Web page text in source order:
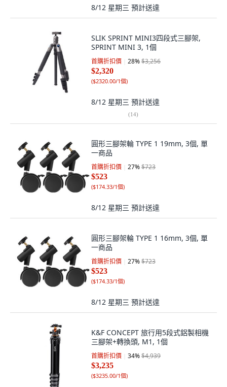
8/12 星期三 預計送達
SLIK SPRINT MINI3四段式三腳架,
SPRINT MINI 3, 1個
首購折扣價 28%$3,256
$2,320
($2320.00/1個)
8/12 星期三 預計送達
(14)
圓形三腳架輪 TYPE 1 19mm, 3個, 單
一商品
首購折扣價 27%$723
$523
($174.33/1個)
8/12 星期三 預計送達
圓形三腳架輪 TYPE 1 16mm, 3個, 單
一商品
首購折扣價 27%$723
$523
($174.33/1個)
8/12 星期三 預計送達
K&F CONCEPT 旅行用5段式鋁製相機
三腳架+轉換頭, M1, 1個
首購折扣價 34%$4,939
$3,235
($3235.00/1個)